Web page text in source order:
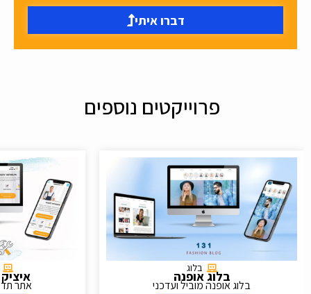
דברו איתי
פרוייקטים נוספים
בלוג
בלוג אופנה
בלוג אופנה מוביל ועדכני אתר